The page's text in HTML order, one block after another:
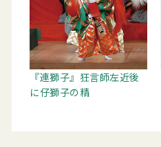
『連獅子』狂言師左近後
に仔獅子の精